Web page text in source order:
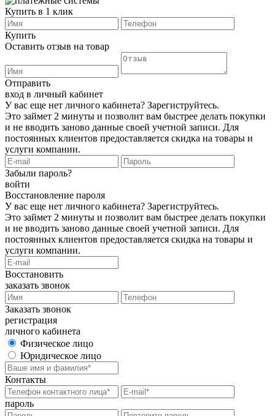
Купить в 1 клик
Купить
Оставить отзыв на товар
Отправить
вход в личный кабинет
У вас еще нет личного кабинета? Зарегиструйтесь.
Это займет 2 минуты и позволит вам быстрее делать покупки
и не вводить заново данные своей учетной записи. Для
постоянных клиентов предоставляется скидка на товары и
услуги компании.
Забыли пароль?
войти
Восстановление пароля
У вас еще нет личного кабинета? Зарегиструйтесь.
Это займет 2 минуты и позволит вам быстрее делать покупки
и не вводить заново данные своей учетной записи. Для
постоянных клиентов предоставляется скидка на товары и
услуги компании.
Восстановить
заказать звонок
Заказать звонок
регистрация
личного кабинета
Физическое лицо
Юридическое лицо
Контакты
пароль